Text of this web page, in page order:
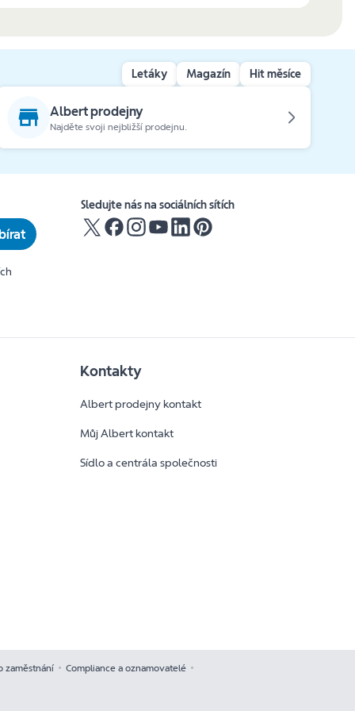
Letáky Magazín Hit měsíce
Albert prodejny
Najděte svoji nejbližší prodejnu.
Sledujte nás na sociálních sítích
Kontakty
Albert prodejny kontakt
Můj Albert kontakt
Sídlo a centrála společnosti
zaměstnání Compliance a oznamovatelé